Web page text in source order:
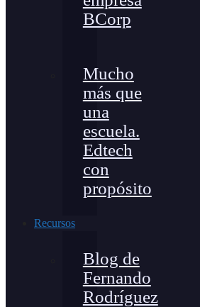
BCorp
Mucho
más que
una
escuela.
Edtech
con
propósito
Recursos
Blog de
Fernando
Rodríguez